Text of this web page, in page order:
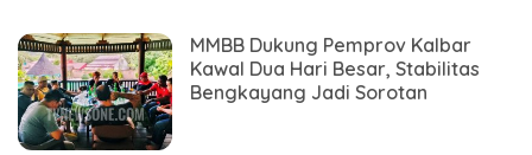
MMBB Dukung Pemprov Kalbar
Kawal Dua Hari Besar, Stabilitas
Bengkayang Jadi Sorotan